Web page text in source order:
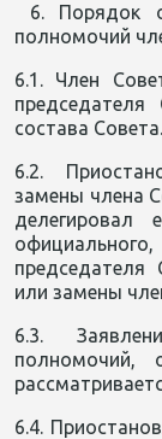
6. Порядок
полномочий
6.1. Член
состава Совета.
6.2.
замены члена
делегировал
председателя
или замены
6.3.
полномочий,
6.4.